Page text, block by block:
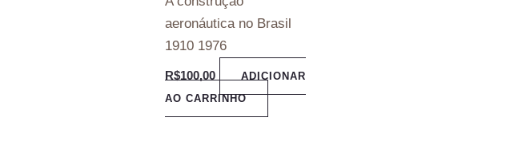
aeronáutica no Brasil
1910 1976
R$100,00
ADICIONAR
AO CARRINHO